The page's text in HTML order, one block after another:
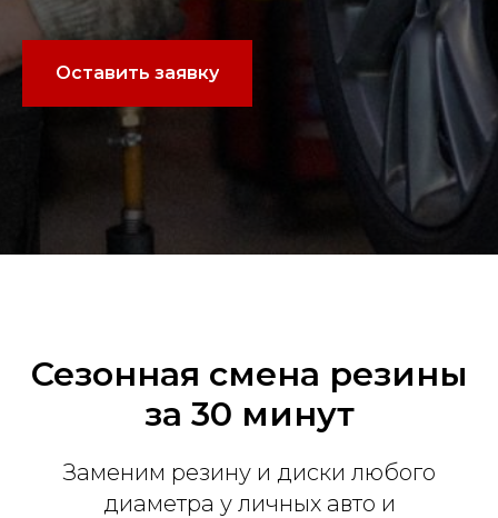
Оставить заявку
Сезонная смена резины
за 30 минут
Заменим резину и диски любого
диаметра у личных авто и